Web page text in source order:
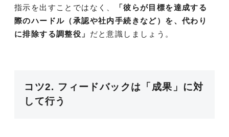
指示を出すことではなく、
「彼らが目標を達成する
際のハードル（承認や社内手続きなど）を、代わり
に排除する調整役」 だと意識しましょう。
コツ2. フィードバックは「成果」に対
して行う